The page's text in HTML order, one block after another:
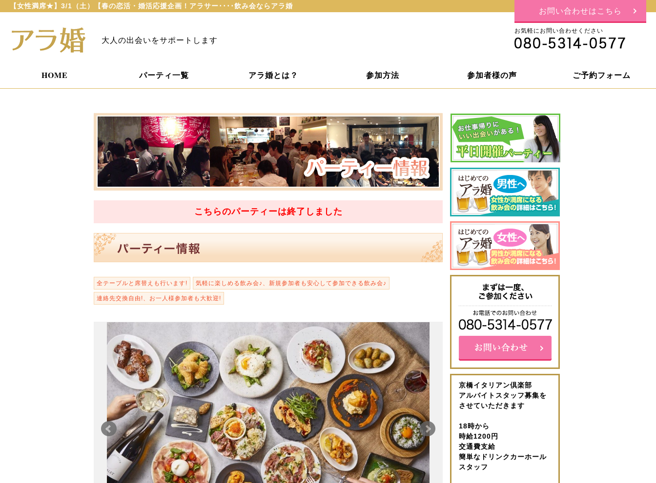
【女性満席★】3/1（土）【春の恋活・婚活応援企画！アラサー････飲み会ならアラ婚
大人の出会いをサポートします
お問い合わせはこちら
お気軽にお問い合わせください
HOME パーティ一覧 アラ婚とは？ 参加方法 参加者様の声 ご予約フォーム
こちらのパーティーは終了 しました
全テーブルと席替えも行います! 気軽に楽しめる飲み会♪、新規参加者も安心して参加できる飲み会♪
連絡先交換自由!、お一人様参加者も大歓迎!
京橋イタリアン倶楽部
アルバイトスタッフ募集を
させていただきます
18時から
時給1200円
交通費支給
簡単なドリンクカーホール
スタッフ